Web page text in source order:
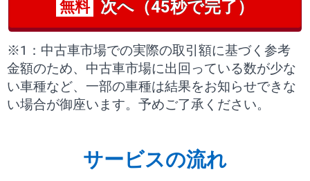
無料 次へ（45秒で完了）
※1：中古車市場での実際の取引額に基づく参考
金額のため、中古車市場に出回っている数が少な
い車種など、一部の車種は結果をお知らせできな
い場合が御座います。予めご了承ください。
サービスの流れ